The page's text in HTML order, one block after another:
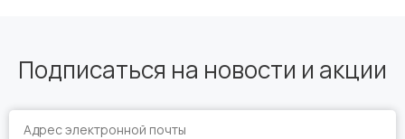
Подписаться на новости и акции